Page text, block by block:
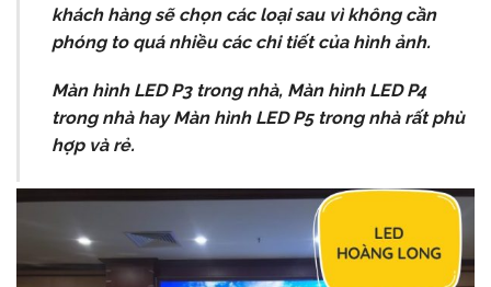
khách hàng sẽ chọn các loại sau vì không cần
phóng to quá nhiều các chi tiết của hình ảnh.
Màn hình LED P3 trong nhà, Màn hình LED P4
trong nhà hay Màn hình LED P5 trong nhà rất phù
hợp và rẻ.